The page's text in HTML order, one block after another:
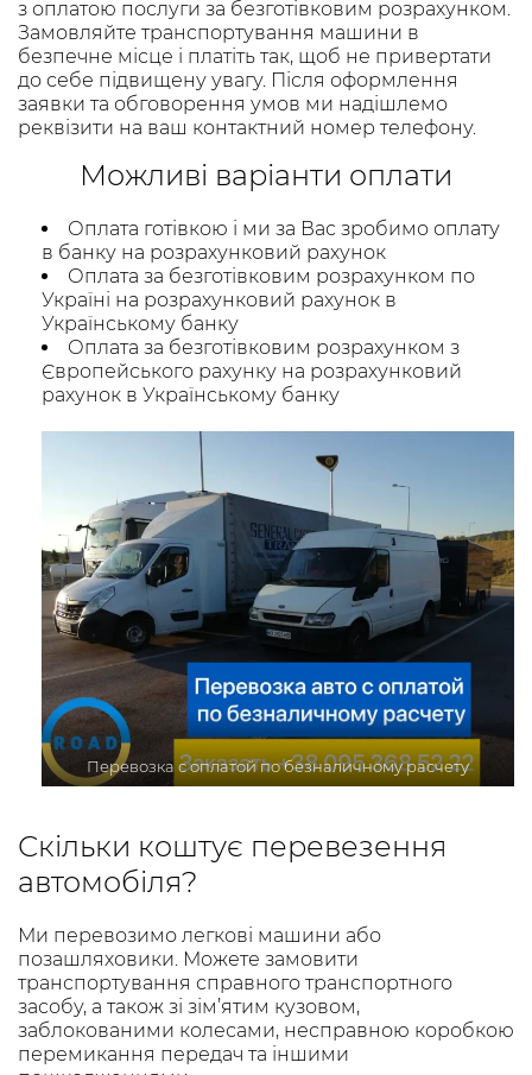
з оплатою послуги за безготівковим розрахунком.
Замовляйте транспортування машини в
безпечне місце і платіть так, щоб не привертати
до себе підвищену увагу. Після оформлення
заявки та обговорення умов ми надішлемо
реквізити на ваш контактний номер телефону.
Можливі варіанти оплати
Оплата готівкою і ми за Вас зробимо оплату
в банку на розрахунковий рахунок
Оплата за безготівковим розрахунком по
Україні на розрахунковий рахунок в
Українському банку
Оплата за безготівковим розрахунком з
Європейського рахунку на розрахунковий
рахунок в Українському банку
Перевозка с оплатой по безналичному расчету
Скільки коштує перевезення
автомобіля?
Ми перевозимо легкові машини або
позашляховики. Можете замовити
транспортування справного транспортного
засобу, а також зі зім’ятим кузовом,
заблокованими колесами, несправною коробкою
перемикання передач та іншими